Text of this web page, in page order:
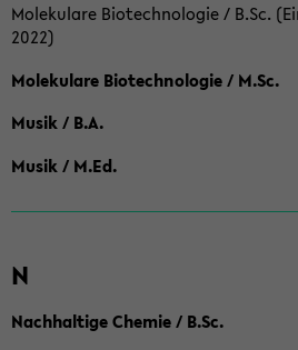
Molekulare Biotechnologie / B.Sc.
2022)
Molekulare Biotechnologie / M.Sc.
Musik / B.A.
Musik / M.Ed.
N
Nachhaltige Chemie / B.Sc.